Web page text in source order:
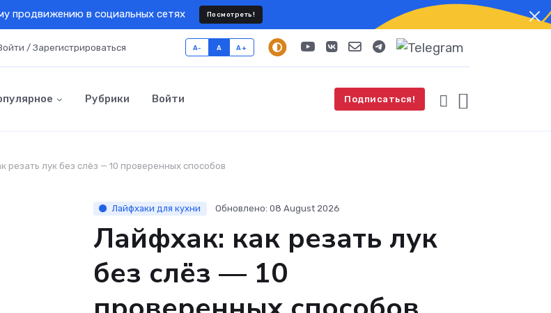
продвижению в социальных сетях Посмотреть!
/ Зарегистрироваться A- A A+
Рубрики Войти Подписаться!
резать лук без слёз — 10 проверенных способов
Лайфхаки для кухни Обновлено: 08 August 2026
Лайфхак: как резать лук
без слёз — 10